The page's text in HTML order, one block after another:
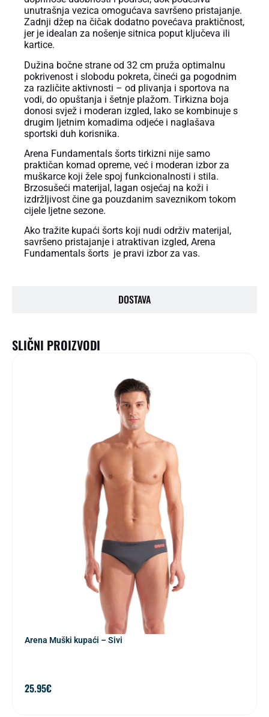
DOSTAVA
unutrašnja vezica omogućava savršeno pristajanje.
Zadnji džep na čičak dodatno povećava praktičnost,
jer je idealan za nošenje sitnica poput ključeva ili
kartice.
Dužina bočne strane od 32 cm pruža optimalnu
pokrivenost i slobodu pokreta, čineći ga pogodnim
za različite aktivnosti – od plivanja i sportova na
vodi, do opuštanja i šetnje plažom. Tirkizna boja
donosi svjež i moderan izgled, lako se kombinuje s
drugim ljetnim komadima odjeće i naglašava
sportski duh korisnika.
Arena Fundamentals šorts tirkizni nije samo
praktičan komad opreme, već i moderan izbor za
muškarce koji žele spoj funkcionalnosti i stila.
Brzosušeći materijal, lagan osjećaj na koži i
izdržljivost čine ga pouzdanim saveznikom tokom
cijele ljetne sezone.
Ako tražite kupaći šorts koji nudi održiv materijal,
savršeno pristajanje i atraktivan izgled, Arena
Fundamentals šorts je pravi izbor za vas.
SLIČNI PROIZVODI
Arena Muški kupaći – Sivi
25.95€